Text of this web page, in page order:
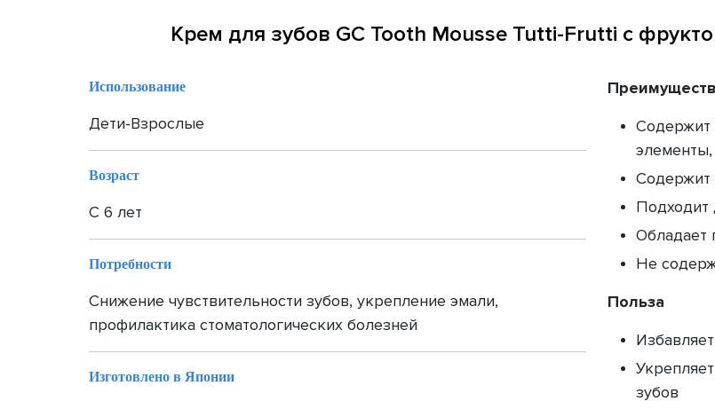
Крем для зубов GC Tooth Mousse Tutti-Frutti с
Использование
Дети-Взрослые
Возраст
С 6 лет
Потребности
Снижение чувствительности зубов, укрепление эмали,
профилактика стоматологических болезней
Изготовлено в Японии
Содержит
Содержит
Подходит
Обладает
Не
Польза
зубов